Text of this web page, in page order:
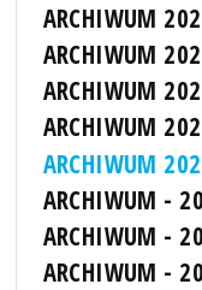
ARCHIWUM
ARCHIWUM
ARCHIWUM
ARCHIWUM
ARCHIWUM
ARCHIWUM -
ARCHIWUM -
ARCHIWUM -